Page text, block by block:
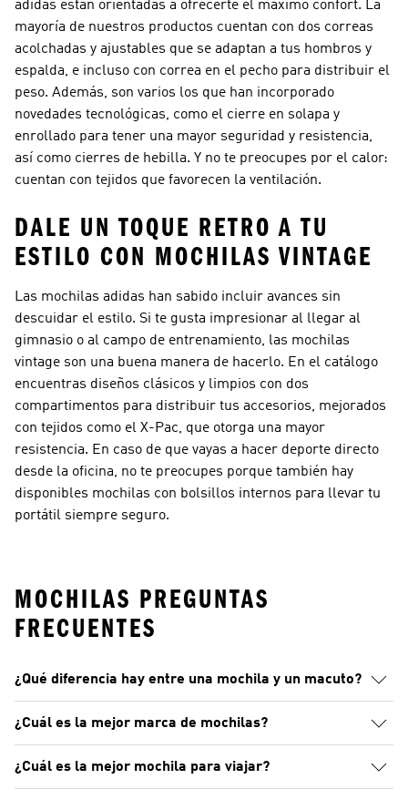
adidas están orientadas a ofrecerte el máximo confort. La
mayoría de nuestros productos cuentan con dos correas
acolchadas y ajustables que se adaptan a tus hombros y
espalda, e incluso con correa en el pecho para distribuir el
peso. Además, son varios los que han incorporado
novedades tecnológicas, como el cierre en solapa y
enrollado para tener una mayor seguridad y resistencia,
así como cierres de hebilla. Y no te preocupes por el calor:
cuentan con tejidos que favorecen la ventilación.
DALE UN TOQUE RETRO A TU
ESTILO CON MOCHILAS VINTAGE
Las mochilas adidas han sabido incluir avances sin
descuidar el estilo. Si te gusta impresionar al llegar al
gimnasio o al campo de entrenamiento, las mochilas
vintage son una buena manera de hacerlo. En el catálogo
encuentras diseños clásicos y limpios con dos
compartimentos para distribuir tus accesorios, mejorados
con tejidos como el X-Pac, que otorga una mayor
resistencia. En caso de que vayas a hacer deporte directo
desde la oficina, no te preocupes porque también hay
disponibles mochilas con bolsillos internos para llevar tu
portátil siempre seguro.
MOCHILAS PREGUNTAS
FRECUENTES
¿Qué diferencia hay entre una mochila y un macuto?
¿Cuál es la mejor marca de mochilas?
¿Cuál es la mejor mochila para viajar?